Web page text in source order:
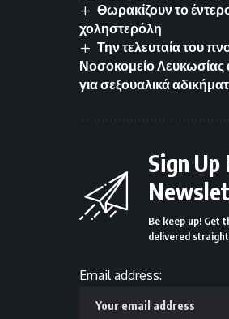
Θωρακίζουν το
χοληστερόλη
Την τελευταία του
Νοσοκομείο Λευκωσίας
για σεξουαλικά
Sign Up
Be keep up! Get
delivered
Email address: